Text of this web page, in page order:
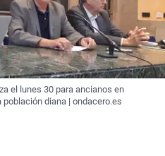
el lunes 30 para ancianos en
diana | ondacero.es